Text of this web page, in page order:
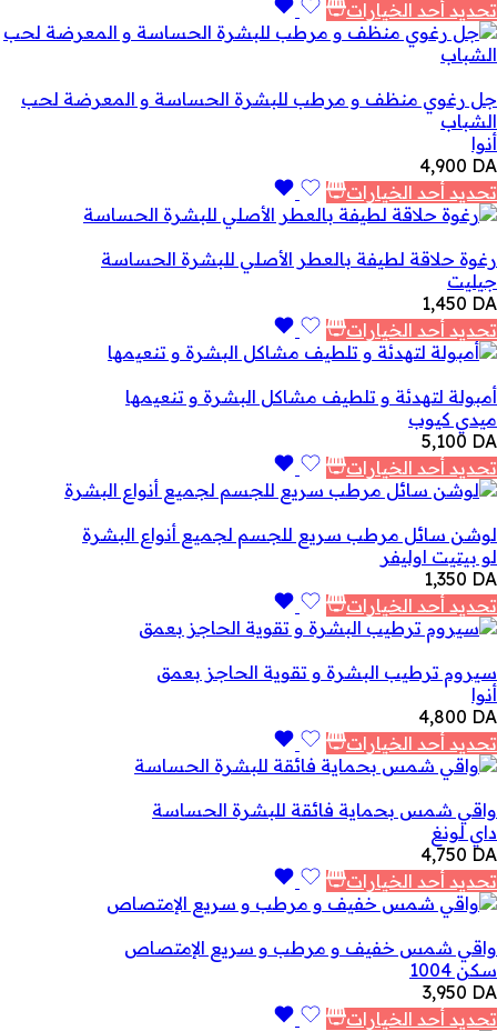
تحديد أحد الخيارات
جل رغوي منظف و مرطب للبشرة الحساسة و المعرضة لحب
الشباب
أنوا
4,900 DA
تحديد أحد الخيارات
رغوة حلاقة لطيفة بالعطر الأصلي للبشرة الحساسة
جيليت
1,450 DA
تحديد أحد الخيارات
أمبولة لتهدئة و تلطيف مشاكل البشرة و تنعيمها
ميدي كيوب
5,100 DA
تحديد أحد الخيارات
لوشن سائل مرطب سريع للجسم لجميع أنواع البشرة
لو بيتيت اوليفر
1,350 DA
تحديد أحد الخيارات
سيروم ترطيب البشرة و تقوية الحاجز بعمق
أنوا
4,800 DA
تحديد أحد الخيارات
واقي شمس بحماية فائقة للبشرة الحساسة
داي لونغ
4,750 DA
تحديد أحد الخيارات
واقي شمس خفيف و مرطب و سريع الإمتصاص
سكن 1004
3,950 DA
تحديد أحد الخيارات